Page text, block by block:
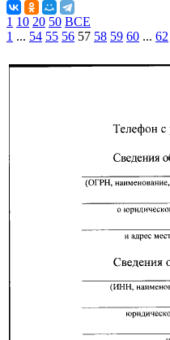
1 10 20 50 ВСЕ
1 ... 54 55 56 57 58 59 60 ... 62